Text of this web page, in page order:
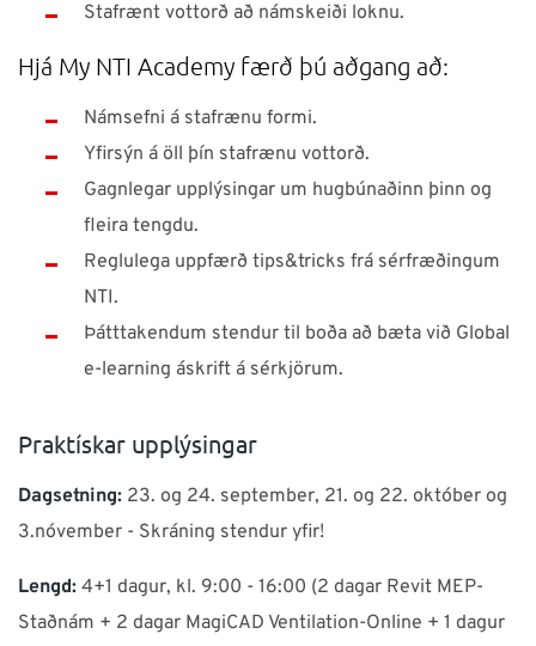
Stafrænt vottorð að námskeiði loknu.
Hjá My NTI Academy færð þú aðgang að:
Námsefni á stafrænu formi.
Yfirsýn á öll þín stafrænu vottorð.
Gagnlegar upplýsingar um hugbúnaðinn þinn og
fleira tengdu.
Reglulega uppfærð tips&tricks frá sérfræðingum
NTI.
Þátttakendum stendur til boða að bæta við Global
e-learning áskrift á sérkjörum.
Praktískar upplýsingar
Dagsetning: 23. og 24. september, 21. og 22. október og
3.nóvember - Skráning stendur yfir!
Lengd: 4+1 dagur, kl. 9:00 - 16:00 (2 dagar Revit MEP-
Staðnám + 2 dagar MagiCAD Ventilation-Online + 1 dagur